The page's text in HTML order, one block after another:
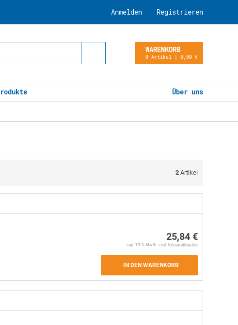
Registrieren
Anmelden
WARENKORB
0 Artikel | 0,00 €
Über uns
2 Artikel
25,84 €
zzgl. 19 % MwSt. zzgl. Versandkosten
IN DEN WARENKORB